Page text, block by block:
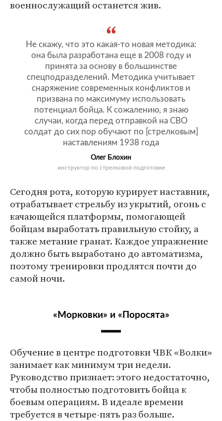
военнослужащий останется жив.
Не скажу, что это какая-то новая методика:
она была разработана еще в 2008 году и
принята за основу в большинстве
спецподразделений. Методика учитывает
снаряжение современных конфликтов и
призвана по максимуму использовать
потенциал бойца. К сожалению, я знаю
случаи, когда перед отправкой на СВО
солдат до сих пор обучают по [стрелковым]
наставлениям 1938 года
Олег Блохин
инструктор по стрелковой подготовке
Сегодня рота, которую курирует наставник,
отрабатывает стрельбу из укрытий, огонь с
качающейся платформы, помогающей
бойцам выработать правильную стойку, а
также метание гранат. Каждое упражнение
должно быть выработано до автоматизма,
поэтому тренировки продлятся почти до
самой ночи.
«Морковки» и «Поросята»
Обучение в центре подготовки ЧВК «Волки»
занимает как минимум три недели.
Руководство признает: этого недостаточно,
чтобы полностью подготовить бойца к
боевым операциям. В идеале времени
требуется в четыре-пять раз больше.